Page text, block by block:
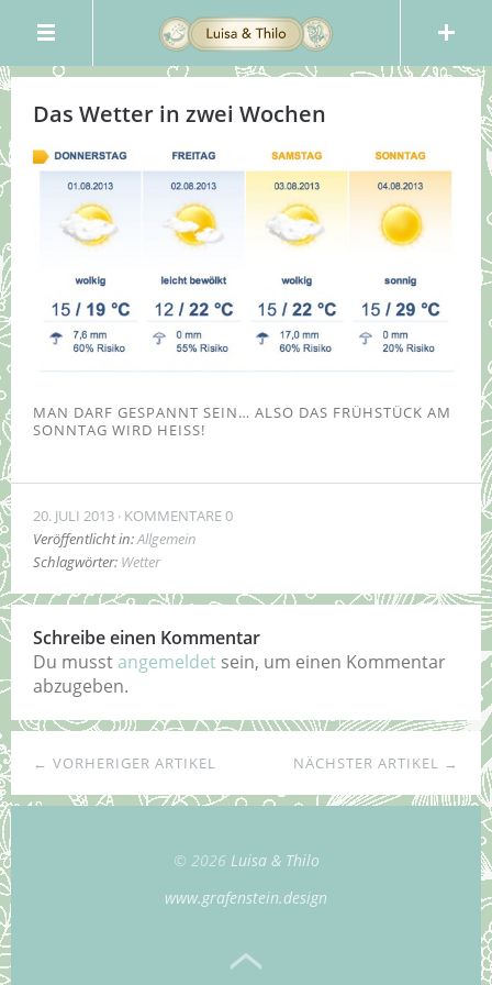
Das Wetter in zwei Wochen
MAN DARF GESPANNT SEIN… ALSO DAS FRÜHSTÜCK AM
SONNTAG WIRD HEISS!
20. JULI 2013 KOMMENTARE 0
Veröffentlicht in:Allgemein
Schlagwörter: Wetter
Schreibe einen Kommentar
Du musst angemeldet sein, um einen Kommentar
abzugeben.
NÄCHSTER ARTIKEL →
← VORHERIGER ARTIKEL
© 2026 Luisa & Thilo
www.grafenstein.design